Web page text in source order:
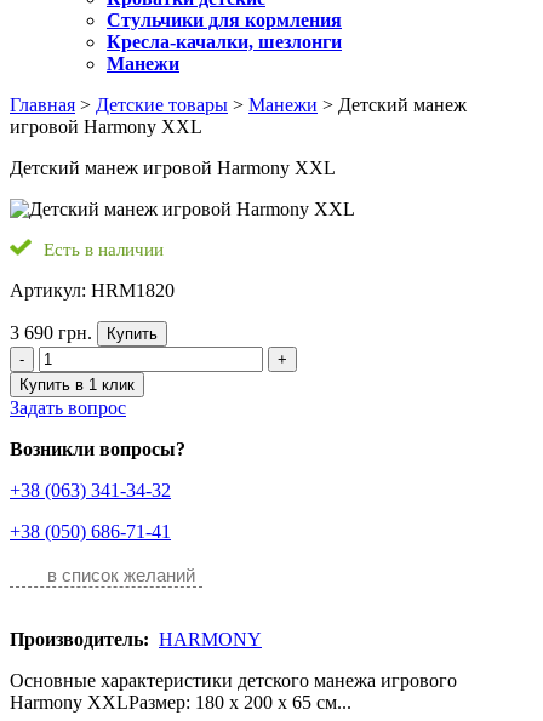
Стульчики для кормления
Кресла-качалки, шезлонги
Манежи
Главная > Детские товары > Манежи > Детский манеж
игровой Harmony XXL
Детский манеж игровой Harmony XXL
Есть в наличии
Артикул: HRM1820
3 690 грн.
Купить
-
+
Купить в 1 клик
Задать вопрос
Возникли вопросы?
+38 (063) 341-34-32
+38 (050) 686-71-41
в список желаний
Производитель: HARMONY
Основные характеристики детского манежа игрового
Harmony XXLРазмер: 180 x 200 x 65 см...